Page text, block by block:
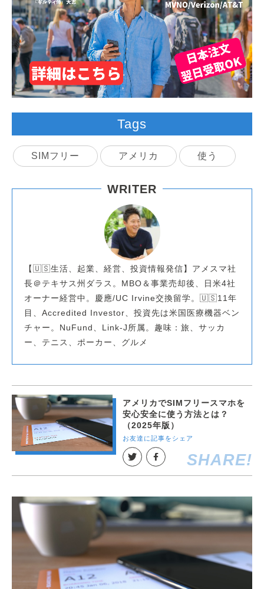
Tags
SIMフリー アメリカ 使う
WRITER
【🇺🇸生活、起業、経営、投資情報発信】アメスマ社
長＠テキサス州ダラス。MBO＆事業売却後、日米4社
オーナー経営中。慶應/UC Irvine交換留学。🇺🇸11年
目、Accredited Investor、投資先は米国医療機器ベン
チャー。NuFund、Link-J所属。趣味：旅、サッカ
ー、テニス、ポーカー、グルメ
アメリカでSIMフリースマホを
安心安全に使う方法とは？
（2025年版）
お友達に記事をシェア